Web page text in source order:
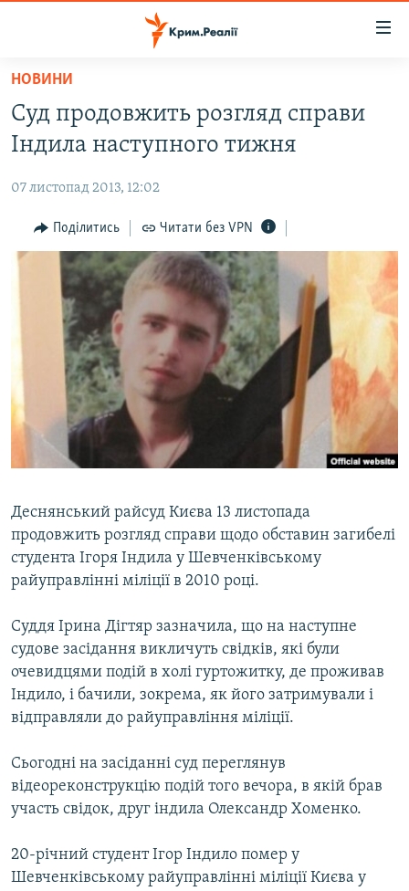
Перейти
основного
матеріалу
до
навігації
Перейти
ВОДА.КРИМ
ПОЛІТИКА
БЛОГИ
ПОГЛЯД
ІНТЕРВ'Ю
ВСЕ ЗА ДЕНЬ
СПЕЦПРОЕКТИ
ДЕПОРТАЦІЯ
ВІДЕОУРОКИ «ELIFBE»
СВІДЧЕННЯ ОКУПАЦІЇ
ЯК ОБІЙТИ БЛОКУВАННЯ
Русский
Qırımtatar
ДОЛУЧАЙСЯ!
НОВИНИ
Суд продовжить розгляд справи
Індила наступного тижня
07 листопад 2013, 12:02
Поділитись Читати без VPN
Деснянський райсуд Києва 13 листопада
продовжить розгляд справи щодо обставин загибелі
студента Ігоря Індила у Шевченківському
райуправлінні міліції в 2010 році.
Суддя Ірина Дігтяр зазначила, що на наступне
судове засідання викличуть свідків, які були
очевидцями подій в холі гуртожитку, де проживав
Індило, і бачили, зокрема, як його затримували і
відправляли до райуправління міліції.
Сьогодні на засіданні суд переглянув
відеореконструкцію подій того вечора, в якій брав
участь свідок, друг індила Олександр Хоменко.
20-річний студент Ігор Індило помер у
Шевченківському райуправлінні міліції Києва у